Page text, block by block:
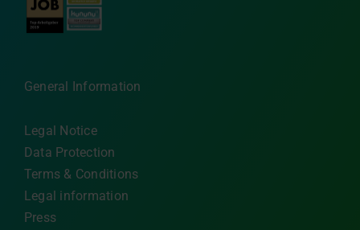
General Information
Legal Notice
Data Protection
Terms & Conditions
Legal information
Press